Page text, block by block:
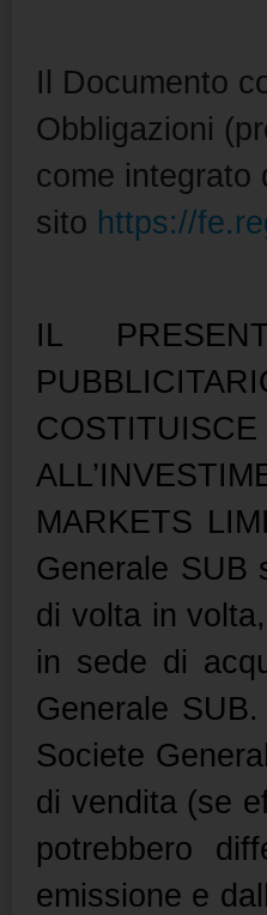
Il Documento
Obbligazioni
come integrato
sito https://
IL
MARKETS
Generale SUB
di volta in
in sede di
Generale
Societe
di vendita (se
potrebbero
emissione e